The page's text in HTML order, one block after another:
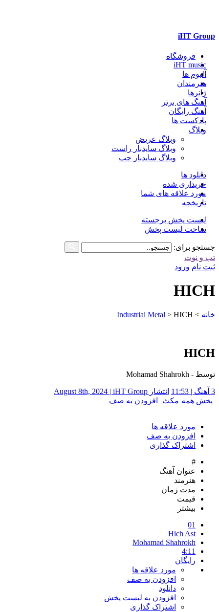
iHT Group
فروشگاه
iHT music
آلبوم ها
هنرمندان
ژانرها
آهنگ های برتر
آهنگ رایگان
پادکست ها
وبلاگ
وبلاگ عریض
وبلاگ سایدبار راست
وبلاگ سایدبار چپ
دانلود ها
خریداری شده
مورد علاقه های شما
تاریخچه
لیست پخش برجسته
ساخت لیست پخش
جستجو برای:
تب و نوت
ثبت نام ورود
HICH
خانه >
Industrial Metal > HICH
HICH
توسط - Mohamad Shahrokh
3 آهنگ | 11:53
انتشار August 8th, 2024 | iHT Group
پخش همه مکث افزودن به صف
مورد علاقه ها
افزودن به صف
اشتراک گذاری
#
عنوان آهنگ
هنرمند
مدت زمان
قیمت
بیشتر
01
Hich Ast
Mohamad Shahrokh
4:11
رایگان
مورد علاقه ها
افزودن به صف
دانلود
افزودن به لیست پخش
اشتراک گذاری